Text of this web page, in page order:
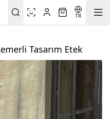
TR
Tasarım Etek